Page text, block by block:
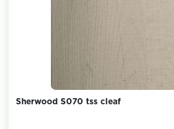
Sherwood S070 tss cleaf